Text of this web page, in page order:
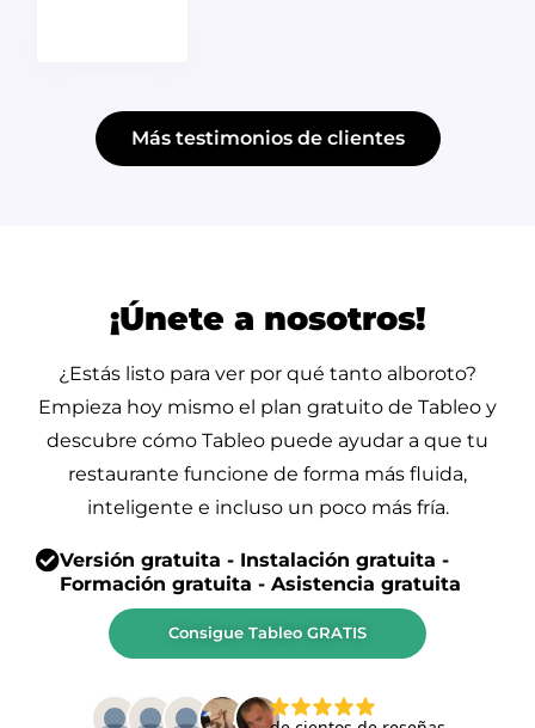
Más testimonios de clientes
¡Únete a nosotros!
¿Estás listo para ver por qué tanto alboroto?
Empieza hoy mismo el plan gratuito de Tableo y
descubre cómo Tableo puede ayudar a que tu
restaurante funcione de forma más fluida,
inteligente e incluso un poco más fría.
Versión gratuita - Instalación gratuita -
Formación gratuita - Asistencia gratuita
Consigue Tableo GRATIS